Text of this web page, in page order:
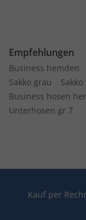
Empfehlungen
Business hemden
Sakko grau
Business hosen
Unterhosen gr 7
Kauf per